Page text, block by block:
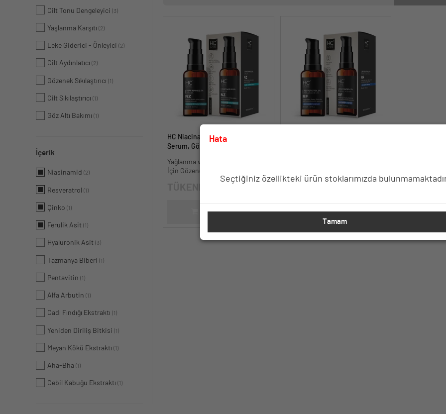
Cilt Tonu Dengeleyici (3)
Yaşlanma Karşıtı (2)
Leke Giderici - Önleyici (2)
Cilt Aydınlatıcı (2)
Gözenek Sıkılaştırıcı (1)
Cilt Sıkılaştırıcı (1)
Göz Altı Bakımı (1)
İçerik
Niasinamid (2)
Resveratrol (1)
Çinko (1)
Ferulik Asit (1)
Hyaluronik Asit (3)
Tazmanya Biberi (1)
Pentavitin (1)
Alfa Arbutin (1)
Cadı Fındığı Ekstraktı (1)
Yeniden Diriliş Bitkisi (1)
Meyan Kökü Ekstraktı (1)
Aha-Bha (1)
Cebil Kabuğu Ekstraktı (1)
HC Niacinamide %5, Çinko %2
Serum, Gözenek ve Siyah Nokta
Oluşumunu Gidermeye Yardımcı
- 30 ml.
Yağlanma ve Akneye Yatkın Ciltler
İçin Gözenek Sıkılaştırıcı Formül
SEPETE EKLE
Kırışıklık Karşıtı - 30 ml.
SEPETE EKLE
Hata
Seçtiğiniz özellikteki ürün stoklarımızda
Tamam